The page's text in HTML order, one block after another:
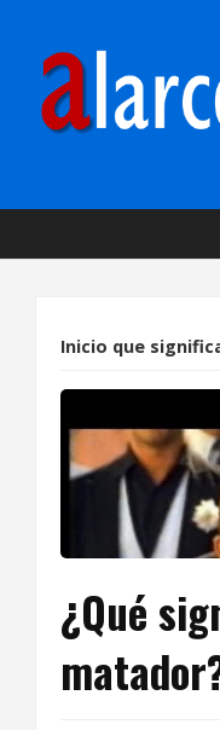
Inicio que
¿Qué